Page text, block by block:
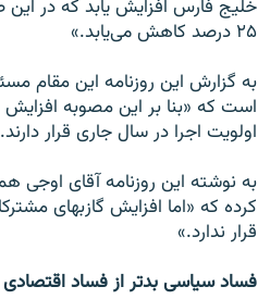
۲۵ درصد كاهش مى‌يابد.»
به گزارش اين روزنامه اين مقام
است كه «بنا بر اين مصوبه افزايش
اولويت اجرا در سال جارى قرار
به نوشته اين روزنامه آقاى اوجى
كرده كه «اما افزايش گازبهاى
قرار ندارد.»
فساد سياسى بدتر از فساد اقتصادى